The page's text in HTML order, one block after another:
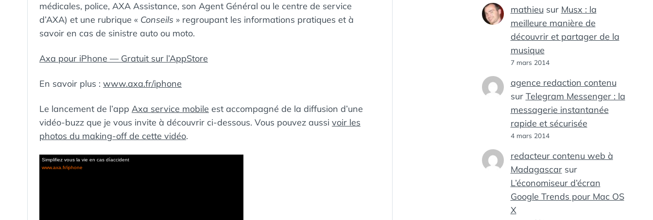
médicales, police, AXA Assistance, son Agent Général ou le centre de service
d’AXA) et une rubrique « Conseils » regroupant les informations pratiques et à
savoir en cas de sinistre auto ou moto.
Axa pour iPhone — Gratuit sur l’AppStore
En savoir plus : www.axa.fr/iphone
Le lancement de l’app Axa service mobile est accompagné de la diffusion d’une
vidéo-buzz que je vous invite à découvrir ci-dessous. Vous pouvez aussi voir les
photos du making-off de cette vidéo.
Simplifiez vous la vie en cas díaccident
www.axa.fr/iphone
mathieu sur Musx : la
meilleure manière de
découvrir et partager de la
musique
7 mars 2014
agence redaction contenu
sur Telegram Messenger : la
messagerie instantanée
rapide et sécurisée
4 mars 2014
redacteur contenu web à
Madagascarsur
L’économiseur d’écran
Google Trends pour Mac OS
X